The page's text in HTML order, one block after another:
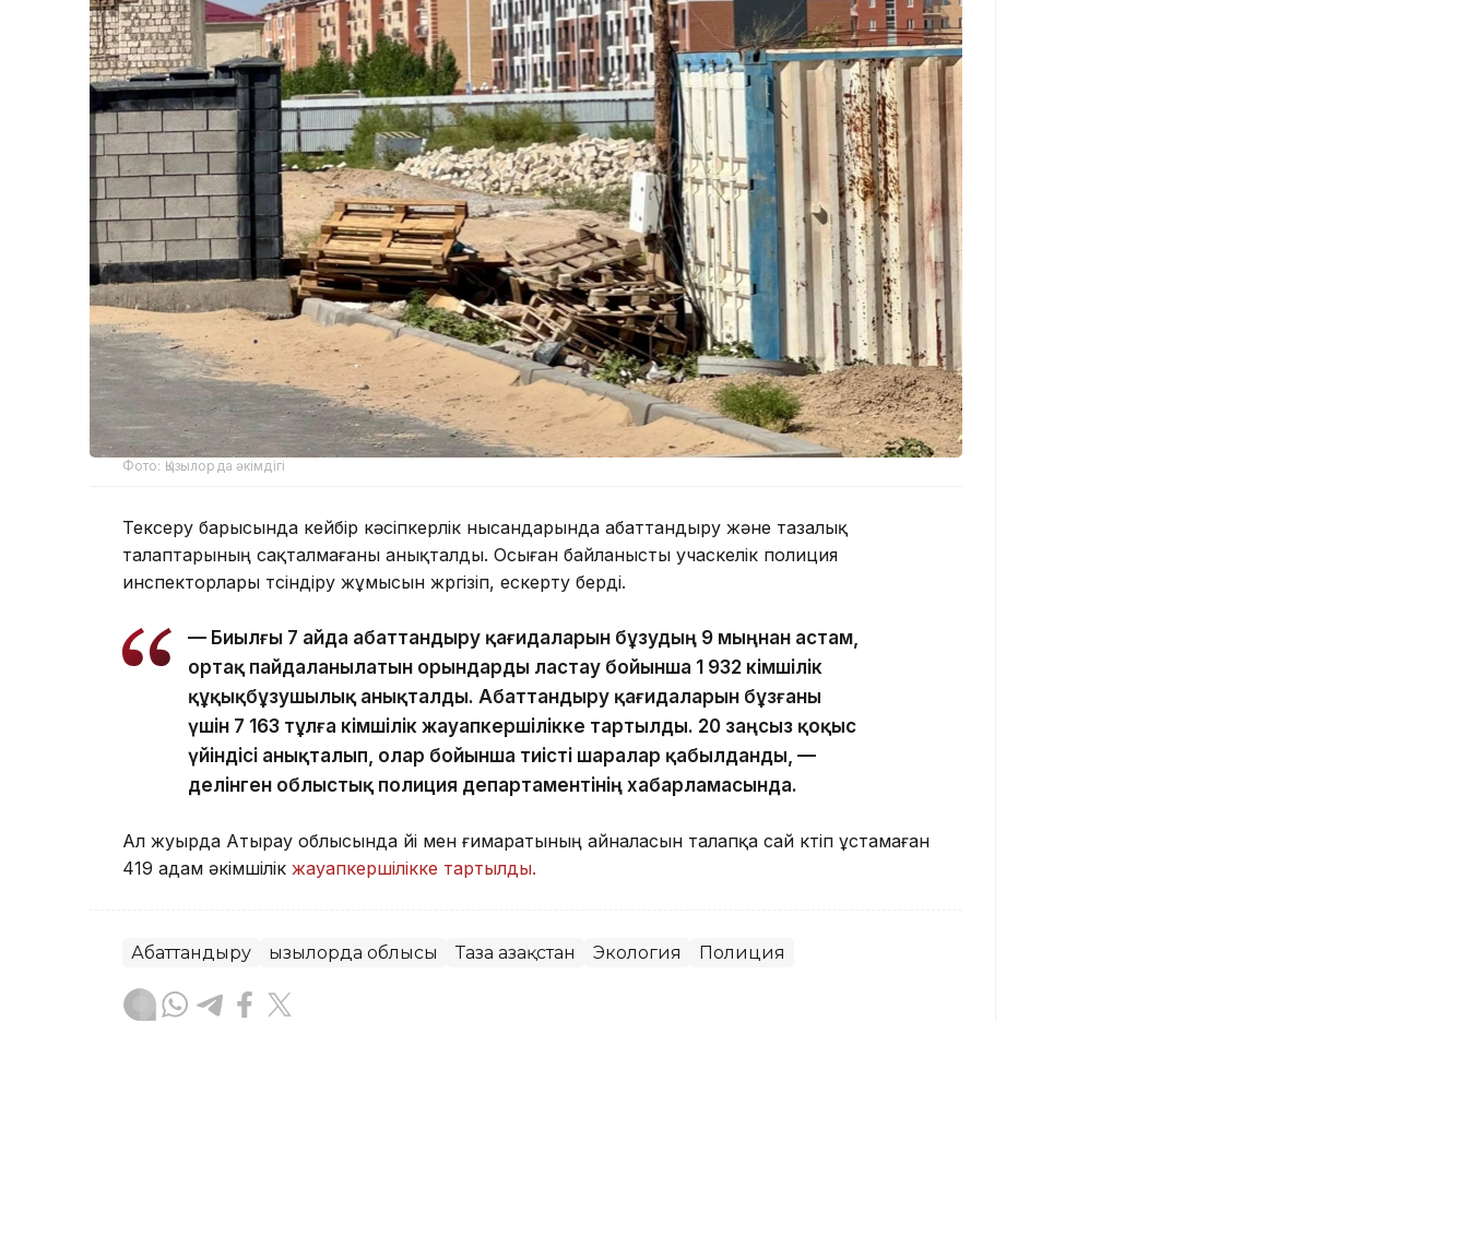
Фото: Қызылорда әкімдігі
Тексеру барысында кейбір кәсіпкерлік нысандарында абаттандыру және тазалық
талаптарының сақталмағаны анықталды. Осыған байланысты учаскелік полиция
инспекторлары түсіндіру жұмысын жүргізіп, ескерту берді.
— Биылғы 7 айда абаттандыру қағидаларын бұзудың 9 мыңнан астам,
ортақ пайдаланылатын орындарды ластау бойынша 1 932 әкімшілік
құқықбұзушылық анықталды. Абаттандыру қағидаларын бұзғаны
үшін 7 163 тұлға әкімшілік жауапкершілікке тартылды. 20 заңсыз қоқыс
үйіндісі анықталып, олар бойынша тиісті шаралар қабылданды, —
делінген облыстық полиция департаментінің хабарламасында.
Ал жуырда Атырау облысында үйі мен ғимаратының айналасын талапқа сай күтіп ұстамаған
419 адам әкімшілік жауапкершілікке тартылды.
Абаттандыру Қызылорда облысы Таза Қазақстан Экология Полиция